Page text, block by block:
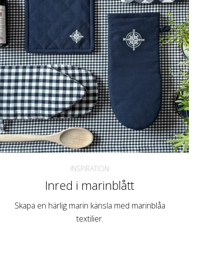
INSPIRATION
Inred i marinblått
Skapa en härlig marin känsla med marinblåa
textilier.